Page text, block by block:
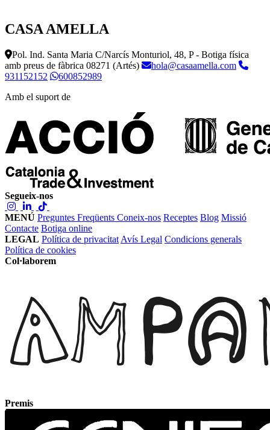
CASA AMELLA
Pol. Ind. Santa Maria C/Narcís Monturiol, 48, P - Botiga física
amb preus de fàbrica 08271 (Artés)
hola@casaamella.com
931152152
600852989
Amb el suport de
Segueix-nos
MENÚ Preguntes Freqüents Coneix-nos Receptes Blog Missió
Contacte Botiga online
LEGAL Política de privacitat Avís Legal Condicions generals
Política de cookies
Col·laborem
Premis